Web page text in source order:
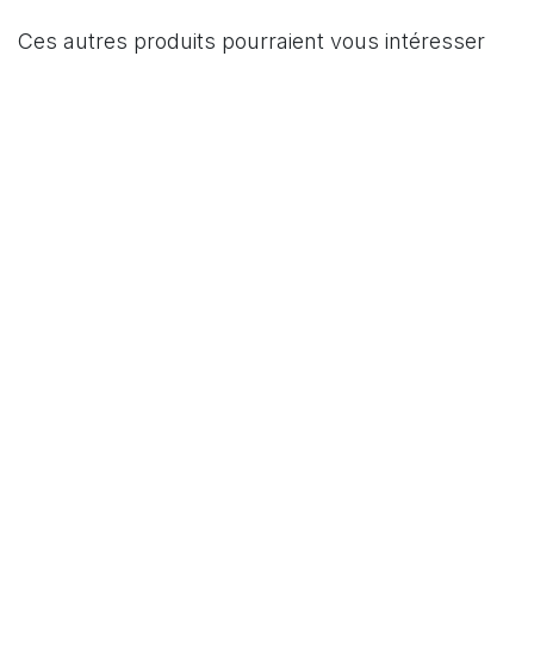
Ces autres produits pourraient vous intéresser